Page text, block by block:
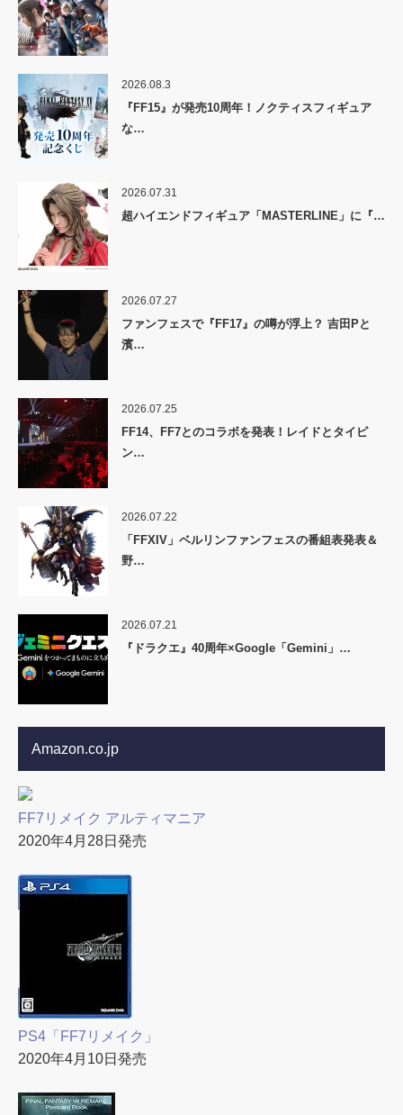
2026.08.3
『FF15』が発売10周年！ノクティスフィギュア
な…
2026.07.31
超ハイエンドフィギュア「MASTERLINE」に『…
2026.07.27
ファンフェスで『FF17』の噂が浮上？ 吉田Pと
濱…
2026.07.25
FF14、FF7とのコラボを発表！レイドとタイピ
ン…
2026.07.22
「FFXIV」ベルリンファンフェスの番組表発表＆
野…
2026.07.21
『ドラクエ』40周年×Google「Gemini」…
Amazon.co.jp
FF7リメイク アルティマニア
2020年4月28日発売
PS4「FF7リメイク」
2020年4月10日発売